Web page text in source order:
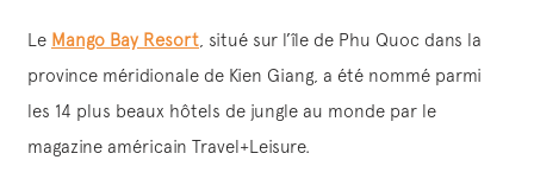
Le Mango Bay Resort , situé sur l’île de Phu Quoc dans la
province méridionale de Kien Giang, a été nommé parmi
les 14 plus beaux hôtels de jungle au monde par le
magazine américain Travel+Leisure.